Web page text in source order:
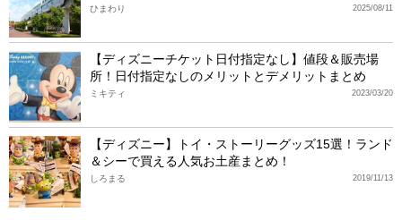
2025/08/11
ひまわり
【ディズニーチケット日付指定なし】値段＆販売場
所！日付指定なしのメリットとデメリットまとめ
2023/03/20
ミキティ
【ディズニー】トイ・ストーリーグッズ15選！ランド
＆シーで買える人気お土産まとめ！
2019/11/13
しろまる